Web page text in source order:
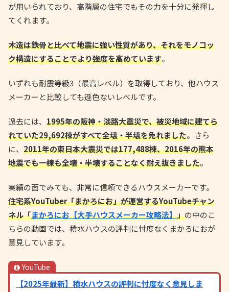
が用いられており、高階層の住宅でもその力を十分に発揮し
てくれます。
木造は鉄骨と比べて地震に強い性質があり、それをモノコッ
ク構造にすることでより強度を高めています。
いずれも耐震等級3（最高レベル）を取得しており、他ハウス
メーカーと比較しても遜色ないレベルです。
過去には、 1995年の阪神・淡路大震災で、被災地域に建てら
れていた29,692棟がすべて全壊・半壊を免れました。さら
に、 2011年の東日本大震災では177,488棟、2016年の熊本
地震でも一棟も全壊・半壊することなく耐え抜きました。
実績の面でみても、非常に信頼できるハウスメーカーです。
住宅系YouTuber「まかろにお」が運営するYouTubeチャン
ネル「まかろにお【大手ハウスメーカー攻略法】」の中のこ
ちらの動画では、積水ハウスの評判に忖度なくまかろにおが
意見しています。
YouTube
【2025年最新】積水ハウスの評判に忖度なく意見しま